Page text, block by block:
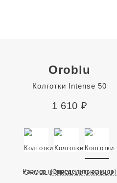
Oroblu
Колготки Intense 50
1 610 ₽
Размер (Определить размер)